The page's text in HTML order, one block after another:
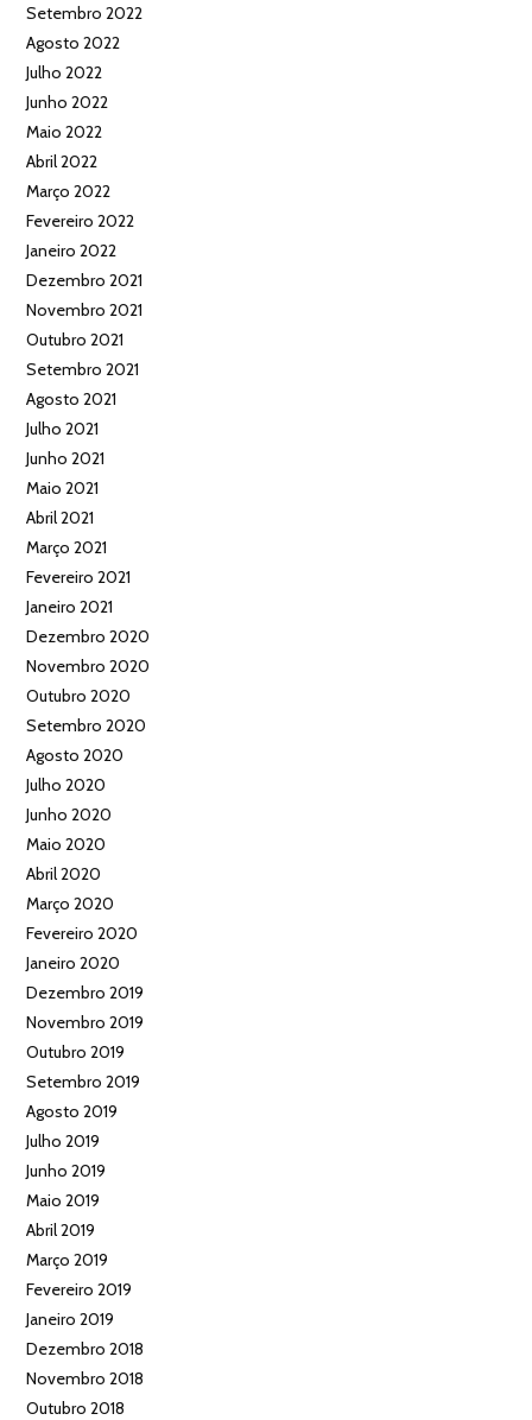
Setembro 2022
Agosto 2022
Julho 2022
Junho 2022
Maio 2022
Abril 2022
Março 2022
Fevereiro 2022
Janeiro 2022
Dezembro 2021
Novembro 2021
Outubro 2021
Setembro 2021
Agosto 2021
Julho 2021
Junho 2021
Maio 2021
Abril 2021
Março 2021
Fevereiro 2021
Janeiro 2021
Dezembro 2020
Novembro 2020
Outubro 2020
Setembro 2020
Agosto 2020
Julho 2020
Junho 2020
Maio 2020
Abril 2020
Março 2020
Fevereiro 2020
Janeiro 2020
Dezembro 2019
Novembro 2019
Outubro 2019
Setembro 2019
Agosto 2019
Julho 2019
Junho 2019
Maio 2019
Abril 2019
Março 2019
Fevereiro 2019
Janeiro 2019
Dezembro 2018
Novembro 2018
Outubro 2018